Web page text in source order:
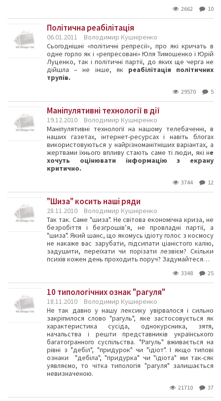
2662 10
Політична реабілітація
06.01.2011
Володимир Кушніренко
Сьогоднішні «політичні репресії», про які кричать в
одне горло як і «репресовані» Юля Тимошенко і Юрій
Луценко, так і політичні партії, до яких ще черга не
дійшла – не інше, як реабілітація політичних
трупів.
29570 5
Маніпулятивні технології в дії
19.12.2010
Володимир Кушніренко
Маніпулятивні технології на нашому телебаченні, в
наших газетах, інтернет-ресурсах і навіть блогах
використовуються у найрізноманітніших варіантах, а
жертвами їхнього впливу стають саме ті люди, які не
хочуть оцінювати інформацію з екрану
критично.
3744 12
"Шиза" косить наші ряди
28.11.2010
Володимир Кушніренко
Так так. Саме "шиза". Не світова економічна криза, не
безробіття і безгрошів’я, не провладні партії, а
"шиза". Який шанс, що якомусь ідіоту голос з космосу
не накаже вас зарубати, підсипати ціаністого калію,
задушити, переїхати чи порізати лезвієм? Скільки
психів кожен день проходить поруч? Задумайтеся…
3348 25
10 типологічних ознак "рагуля"
18.11.2010
Володимир Кушніренко
Не так давно у нашу лексику увірвалося і сильно
закріпилося слово "рагуль", яке застосовується як
характеристика сусіда, однокурсника, зятя,
начальства і решти представників українського
багатогранного суспільства. "Рагуль" вживається на
рівні з "дебіл", "придурок" чи "ідіот". І якщо типові
ознаки "дебіла", "придурка" чи "ідіота" ми так-сяк
уявляємо, то чітка типологія "рагуля" залишається
невизначеною.
21710 37